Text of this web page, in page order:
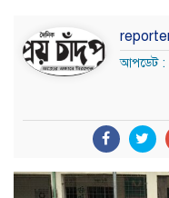
আপডেট :